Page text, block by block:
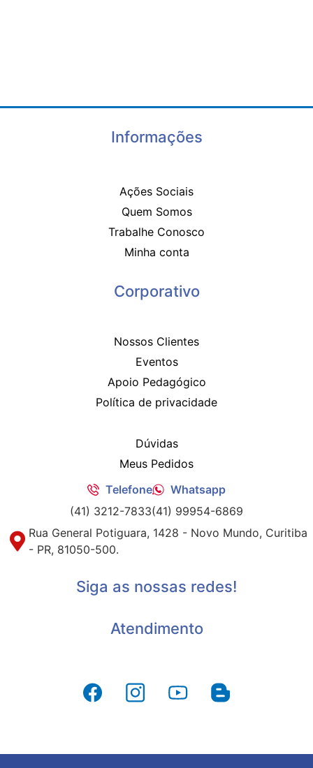
Informações
Ações Sociais
Quem Somos
Trabalhe Conosco
Minha conta
Corporativo
Nossos Clientes
Eventos
Apoio Pedagógico
Política de privacidade
Dúvidas
Meus Pedidos
Telefone
Whatsapp
(41) 3212-7833(41) 99954-6869
Rua General Potiguara, 1428 - Novo Mundo, Curitiba
- PR, 81050-500.
Siga as nossas redes!
Atendimento